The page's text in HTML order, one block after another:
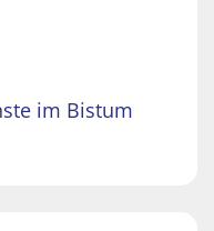
im Bistum